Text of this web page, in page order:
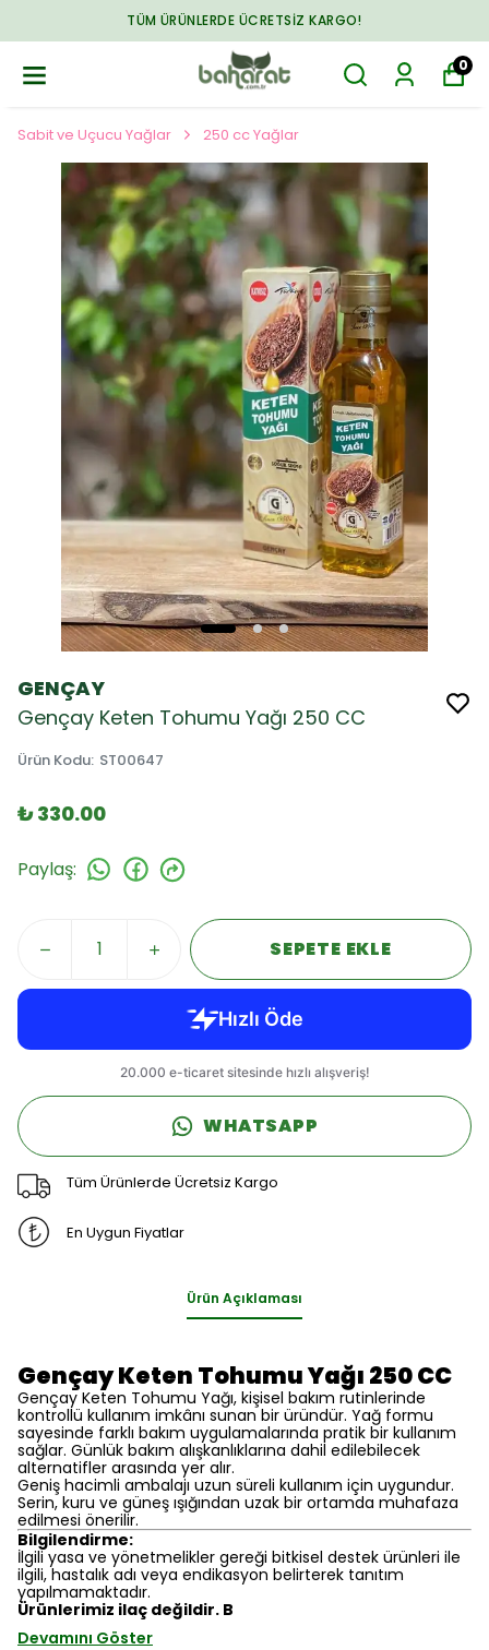
TÜM ÜRÜNLERDE ÜCRETSIZ KARGO!
0
Sabit ve Uçucu Yağlar 250 cc Yağlar
GENÇAY
Gençay Keten Tohumu Yağı 250 CC
Ürün Kodu: ST00647
₺ 330.00
Paylaş:
SEPETE EKLE
WHATSAPP
Tüm Ürünlerde Ücretsiz Kargo
En Uygun Fiyatlar
Ürün Açıklaması
Gençay Keten Tohumu Yağı 250 CC
Gençay Keten Tohumu Yağı, kişisel bakım rutinlerinde
kontrollü kullanım imkânı sunan bir üründür. Yağ formu
sayesinde farklı bakım uygulamalarında pratik bir kullanım
sağlar. Günlük bakım alışkanlıklarına dahil edilebilecek
alternatifler arasında yer alır.
Geniş hacimli ambalajı uzun süreli kullanım için uygundur.
Serin, kuru ve güneş ışığından uzak bir ortamda muhafaza
edilmesi önerilir.
Bilgilendirme:
İlgili yasa ve yönetmelikler gereği bitkisel destek ürünleri ile
ilgili, hastalık adı veya endikasyon belirterek tanıtım
yapılmamaktadır.
Ürünlerimiz ilaç değildir. B
Devamını Göster